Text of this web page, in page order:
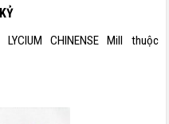
CHINENSE Mill thuộc